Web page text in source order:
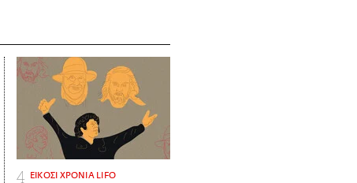
ΕΙΚΟΣΙ ΧΡΟΝΙΑ LIFO